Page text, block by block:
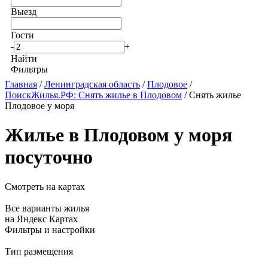
Выезд
Гости
-
+
Найти
Фильтры
Главная /Ленинградская область /Плодовое /
ПоискЖилья.РФ: Снять жилье в Плодовом / Снять жилье
Плодовое у моря
Жилье в Плодовом у моря
посуточно
Смотреть на картах
Все варианты жилья
на Яндекс Картах
Фильтры и настройки
Тип размещения